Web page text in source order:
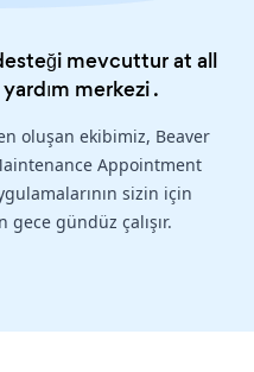
mevcuttur at all
yardım merkezi.
oluşan ekibimiz, Beaver
Appointment
sizin için
gece gündüz çalışır.